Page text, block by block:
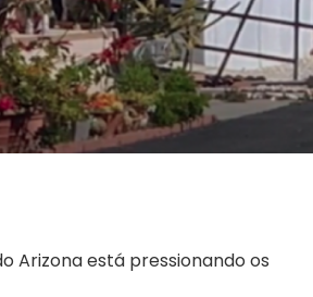
Arizona está pressionando os